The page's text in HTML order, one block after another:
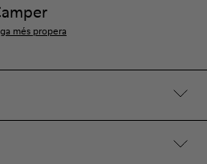
més propera